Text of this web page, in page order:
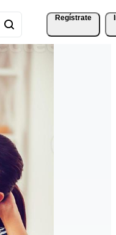
Regístrate